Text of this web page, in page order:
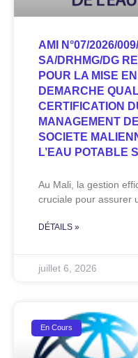
AMI N°07/2026/
SA/DRHMG/DG
POUR LA MISE
DEMARCHE
CERTIFICATION
MANAGEMENT
SOCIETE
L’EAU POTABLE
Au Mali, la gestion
cruciale pour assurer
DÉTAILS »
juillet 6, 2026
En Cours